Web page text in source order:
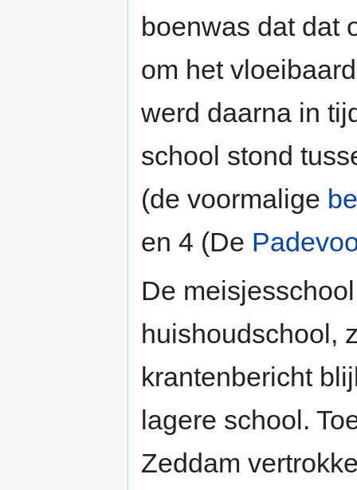
boenwas dat dat
om het
werd daarna in
school stond
(de voormalige
en 4 (De
De
huishoudschool,
krantenbericht
lagere school.
Zeddam